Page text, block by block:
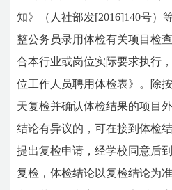
知》（人社部发[2016]140号）
整公务员录用体检有关项目检
合本行业或岗位实际要求执行
位工作人员聘用体检表》。除
天复检并确认体检结果的项目
结论有异议的，可在接到体检
提出复检申请，经学校同意后
复检，体检结论以复检结论为